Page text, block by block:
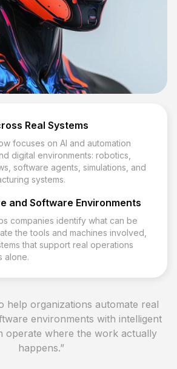
Real Systems
focuses on AI and automation
digital environments: robotics,
software agents, simulations, and
systems.
and Software Environments
companies identify what can be
the tools and machines involved,
that support real operations
alone.
help organizations automate real
environments with intelligent
operate where the work actually
happens.”